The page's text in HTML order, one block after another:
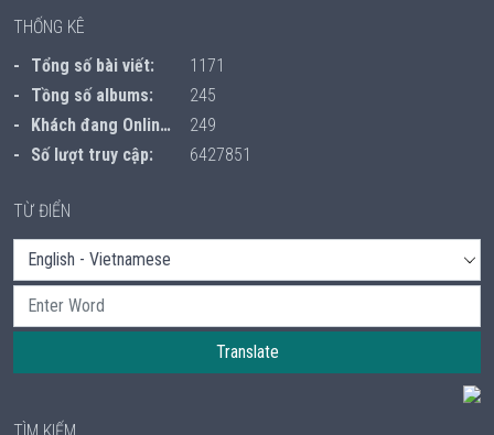
THỐNG KÊ
Tổng số bài viết:
1171
Tồng số albums:
245
Khách đang Online:
249
Số lượt truy cập:
6427851
TỪ ĐIỂN
Translate